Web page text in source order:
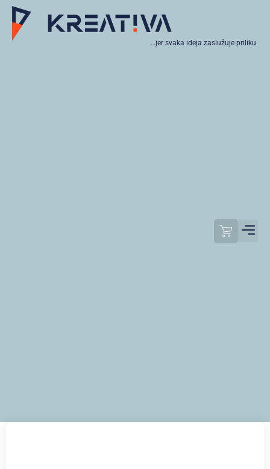
…jer svaka ideja zaslužuje priliku.